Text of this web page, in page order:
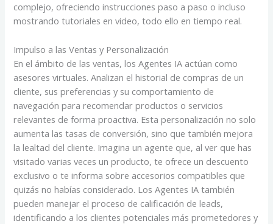
complejo, ofreciendo instrucciones paso a paso o incluso
mostrando tutoriales en video, todo ello en tiempo real.
Impulso a las Ventas y Personalización
En el ámbito de las ventas, los Agentes IA actúan como
asesores virtuales. Analizan el historial de compras de un
cliente, sus preferencias y su comportamiento de
navegación para recomendar productos o servicios
relevantes de forma proactiva. Esta personalización no solo
aumenta las tasas de conversión, sino que también mejora
la lealtad del cliente. Imagina un agente que, al ver que has
visitado varias veces un producto, te ofrece un descuento
exclusivo o te informa sobre accesorios compatibles que
quizás no habías considerado. Los Agentes IA también
pueden manejar el proceso de calificación de leads,
identificando a los clientes potenciales más prometedores y